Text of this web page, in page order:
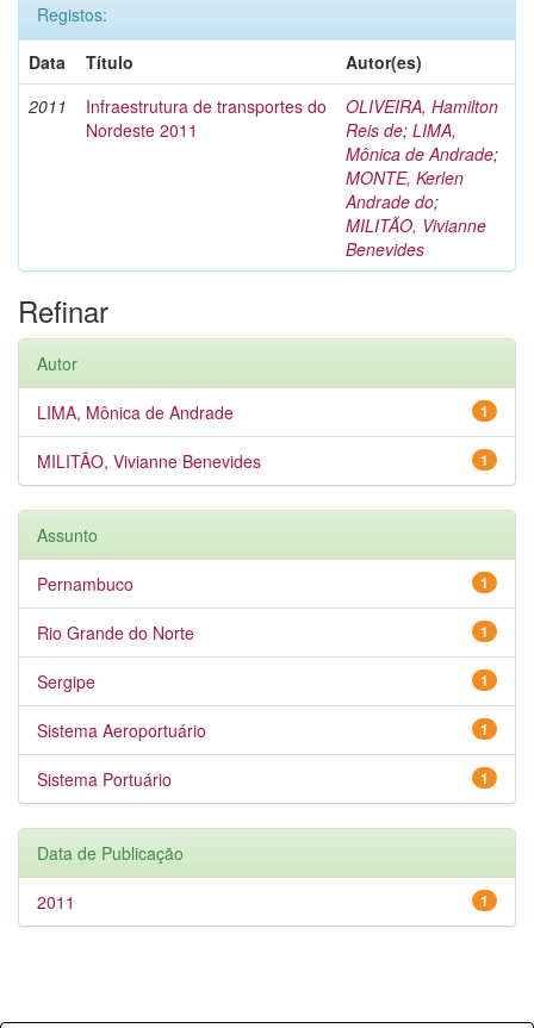
Registos:
Data
Título
Autor(es)
2011
Infraestrutura de transportes do
Nordeste 2011
OLIVEIRA, Hamilton
Reis de; LIMA,
Mônica de Andrade;
MONTE, Kerlen
Andrade do;
MILITÃO, Vivianne
Benevides
Refinar
Autor
1
LIMA, Mônica de Andrade
1
MILITÃO, Vivianne Benevides
Assunto
1
Pernambuco
1
Rio Grande do Norte
1
Sergipe
1
Sistema Aeroportuário
1
Sistema Portuário
Data de Publicação
1
2011